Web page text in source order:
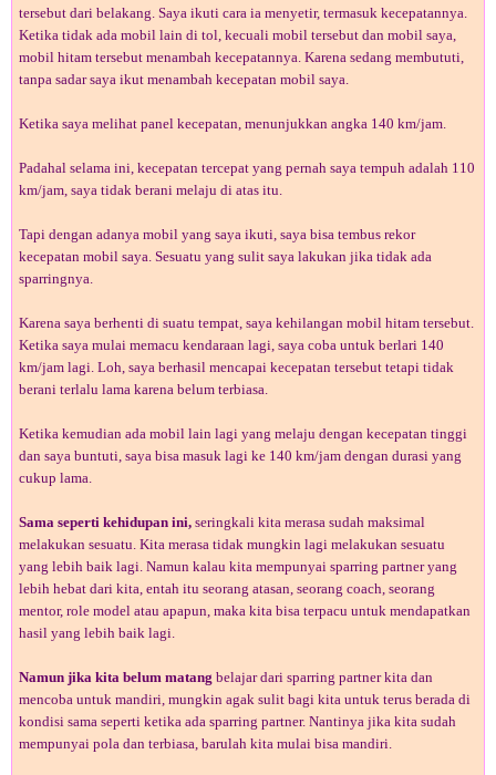
tersebut dari belakang. Saya ikuti cara ia menyetir, termasuk kecepatannya.
Ketika tidak ada mobil lain di tol, kecuali mobil tersebut dan mobil saya,
mobil hitam tersebut menambah kecepatannya. Karena sedang membututi,
tanpa sadar saya ikut menambah kecepatan mobil saya.
Ketika saya melihat panel kecepatan, menunjukkan angka 140 km/jam.
Padahal selama ini, kecepatan tercepat yang pernah saya tempuh adalah 110
km/jam, saya tidak berani melaju di atas itu.
Tapi dengan adanya mobil yang saya ikuti, saya bisa tembus rekor
kecepatan mobil saya. Sesuatu yang sulit saya lakukan jika tidak ada
sparringnya.
Karena saya berhenti di suatu tempat, saya kehilangan mobil hitam tersebut.
Ketika saya mulai memacu kendaraan lagi, saya coba untuk berlari 140
km/jam lagi. Loh, saya berhasil mencapai kecepatan tersebut tetapi tidak
berani terlalu lama karena belum terbiasa.
Ketika kemudian ada mobil lain lagi yang melaju dengan kecepatan tinggi
dan saya buntuti, saya bisa masuk lagi ke 140 km/jam dengan durasi yang
cukup lama.
Sama seperti kehidupan ini, seringkali kita merasa sudah maksimal
melakukan sesuatu. Kita merasa tidak mungkin lagi melakukan sesuatu
yang lebih baik lagi. Namun kalau kita mempunyai sparring partner yang
lebih hebat dari kita, entah itu seorang atasan, seorang coach, seorang
mentor, role model atau apapun, maka kita bisa terpacu untuk mendapatkan
hasil yang lebih baik lagi.
Namun jika kita belum matang belajar dari sparring partner kita dan
mencoba untuk mandiri, mungkin agak sulit bagi kita untuk terus berada di
kondisi sama seperti ketika ada sparring partner. Nantinya jika kita sudah
mempunyai pola dan terbiasa, barulah kita mulai bisa mandiri.